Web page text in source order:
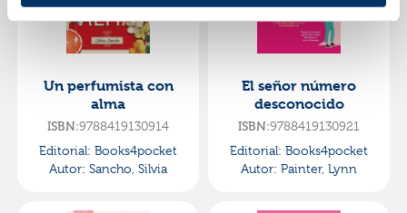
Un perfumista con
alma
ISBN:9788419130914
Editorial: Books4pocket
Autor: Sancho, Silvia
El señor número
desconocido
ISBN:9788419130921
Editorial: Books4pocket
Autor: Painter, Lynn